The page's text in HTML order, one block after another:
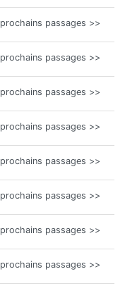
prochains passages >>
prochains passages >>
prochains passages >>
prochains passages >>
prochains passages >>
prochains passages >>
prochains passages >>
prochains passages >>